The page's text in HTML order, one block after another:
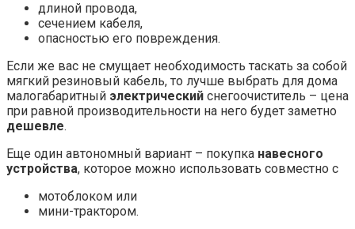
длиной провода,
сечением кабеля,
опасностью его повреждения.
Если же вас не смущает необходимость таскать за собой
мягкий резиновый кабель, то лучше выбрать для дома
малогабаритный электрический снегоочиститель – цена
при равной производительности на него будет заметно
дешевле.
Еще один автономный вариант – покупка навесного
устройства, которое можно использовать совместно с
мотоблоком или
мини-трактором.